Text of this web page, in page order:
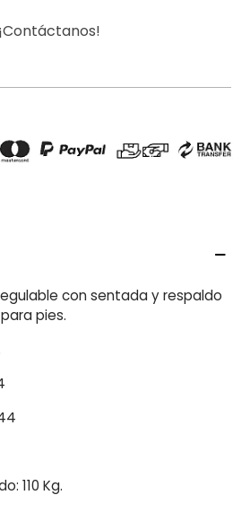
¡Contáctanos!
con sentada y respaldo
pies.
110 Kg.